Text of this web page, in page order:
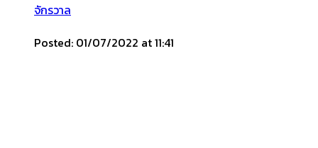
จักรวาล
Posted: 01/07/2022 at 11:41